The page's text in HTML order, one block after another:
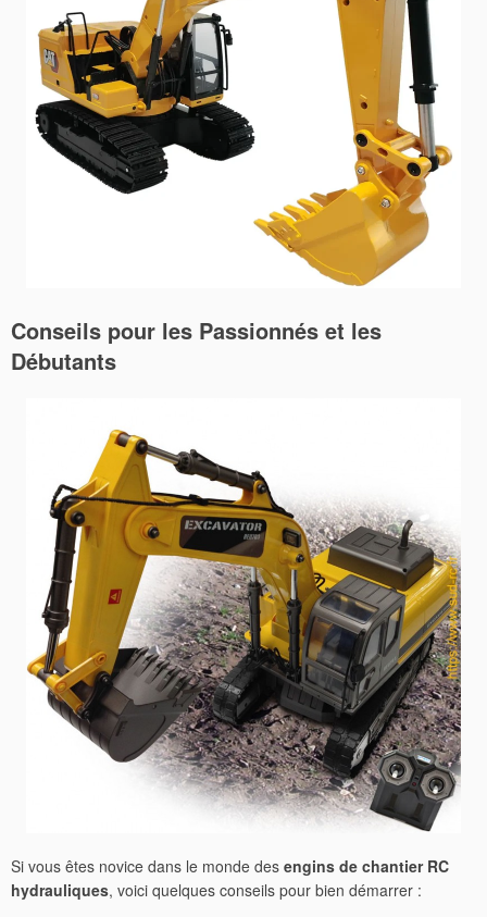
Conseils pour les Passionnés et les
Débutants
Si vous êtes novice dans le monde des engins de chantier RC
hydrauliques, voici quelques conseils pour bien démarrer :